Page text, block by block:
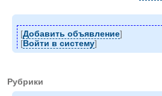
[Добавить объявление]
[Войти в систему]
Рубрики